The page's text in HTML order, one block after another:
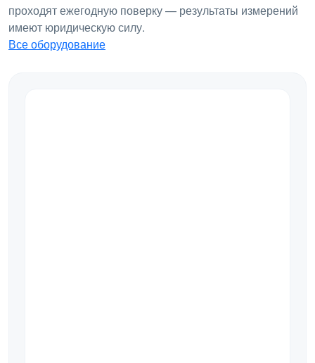
проходят ежегодную поверку — результаты измерений
имеют юридическую силу.
Все оборудование